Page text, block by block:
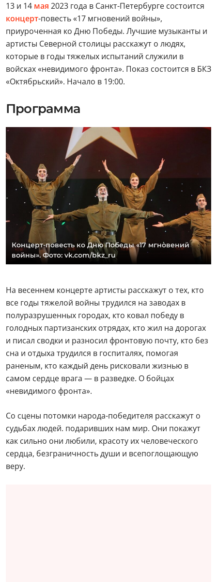
13 и 14 мая 2023 года в Санкт-Петербурге состоится
концерт-повесть «17 мгновений войны»,
приуроченная ко Дню Победы. Лучшие музыканты и
артисты Северной столицы расскажут о людях,
которые в годы тяжелых испытаний служили в
войсках «невидимого фронта». Показ состоится в БКЗ
«Октябрьский». Начало в 19:00.
Программа
Концерт-повесть ко Дню Победы «17 мгновений
войны». Фото: vk.com/bkz_ru
На весеннем концерте артисты расскажут о тех, кто
все годы тяжелой войны трудился на заводах в
полуразрушенных городах, кто ковал победу в
голодных партизанских отрядах, кто жил на дорогах
и писал сводки и разносил фронтовую почту, кто без
сна и отдыха трудился в госпиталях, помогая
раненым, кто каждый день рисковали жизнью в
самом сердце врага — в разведке. О бойцах
«невидимого фронта».
Со сцены потомки народа-победителя расскажут о
судьбах людей. подаривших нам мир. Они покажут
как сильно они любили, красоту их человеческого
сердца, безграничность души и всепоглощающую
веру.